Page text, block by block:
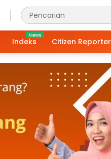
Indeks Citizen Reporter